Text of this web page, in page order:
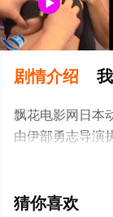
剧情介绍
飘花电影网日本
由伊部勇志导演
弥,花守由美里,
院，更多相关信
猜你喜欢